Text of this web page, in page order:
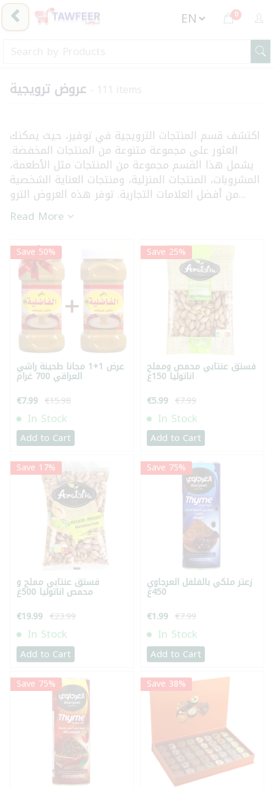
0
عروض ترويجية - 111 items
اكتشف قسم المنتجات الترويجية في توفير، حيث يمكنك
العثور على مجموعة متنوعة من المنتجات المخفضة.
يشمل هذا القسم مجموعة من المنتجات مثل الأطعمة،
المشروبات، المنتجات المنزلية، ومنتجات العناية الشخصية
من أفضل العلامات التجارية. توفر هذه العروض الترو...
Read More
Save 50%
عرض 1+1 مجانا طحينة راشي
العراقي 700 غرام
€7.99 €15.98
In Stock
Add to Cart
Save 25%
فستق عنتابي محمص ومملح
اناتوليا 150غ
€5.99 €7.99
In Stock
Add to Cart
Save 17%
فستق عنتابي مملح و
محمص اناتوليا 500غ
€19.99 €23.99
In Stock
Add to Cart
Save 75%
زعتر ملكي بالفلفل العرجاوي
450غ
€1.99 €7.99
In Stock
Add to Cart
Save 75% Save 38%